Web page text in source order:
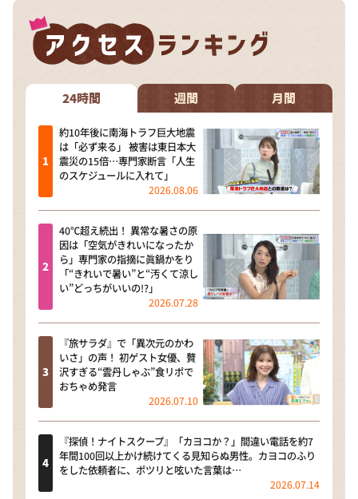
24時間 週間 月間
約10年後に南海トラフ巨大地震
は「必ず来る」 被害は東日本大
震災の15倍…専門家断言「人生
のスケジュールに入れて」
2026.08.06
40℃超え続出！ 異常な暑さの原
因は「空気がきれいになったか
ら」専門家の指摘に眞鍋かをり
「“きれいで暑い”と“汚くて涼し
い”どっちがいいの!?」
2026.07.28
『旅サラダ』で「異次元のかわ
いさ」の声！ 初ゲスト女優、贅
沢すぎる“雲丹しゃぶ”食リポで
おちゃめ発言
2026.07.10
『探偵！ナイトスクープ』「カヨコか？」間違い電話を約7
年間100回以上かけ続けてくる見知らぬ男性。カヨコのふり
をした依頼者に、ポツリと呟いた言葉は…
2026.07.14